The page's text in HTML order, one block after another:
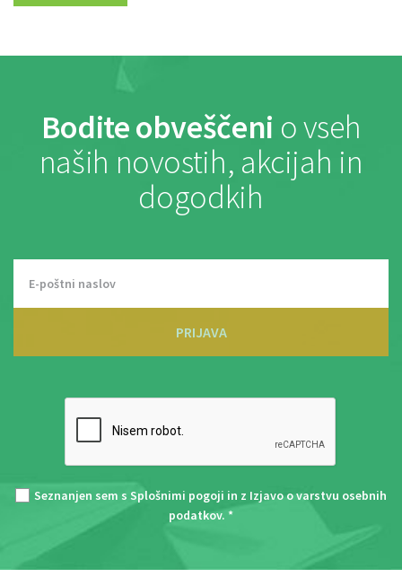
Bodite obveščeni o vseh
naših novostih, akcijah in
dogodkih
PRIJAVA
Seznanjen sem s Splošnimi pogoji in z Izjavo o varstvu osebnih
podatkov. *